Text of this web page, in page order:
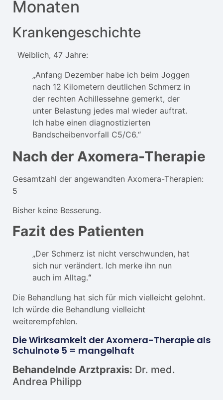
Monaten
Krankengeschichte
Weiblich, 47 Jahre:
„Anfang Dezember habe ich beim Joggen
nach 12 Kilometern deutlichen Schmerz in
der rechten Achillessehne gemerkt, der
unter Belastung jedes mal wieder auftrat.
Ich habe einen diagnostizierten
Bandscheibenvorfall C5/C6.“
Nach der Axomera-Therapie
Gesamtzahl der angewandten Axomera-Therapien:
5
Bisher keine Besserung.
Fazit des Patienten
„Der Schmerz ist nicht verschwunden, hat
sich nur verändert. Ich merke ihn nun
auch im Alltag.“
Die Behandlung hat sich für mich vielleicht gelohnt.
Ich würde die Behandlung vielleicht
weiterempfehlen.
Die Wirksamkeit der Axomera-Therapie als
Schulnote 5 = mangelhaft
Behandelnde Arztpraxis: Dr. med.
Andrea Philipp